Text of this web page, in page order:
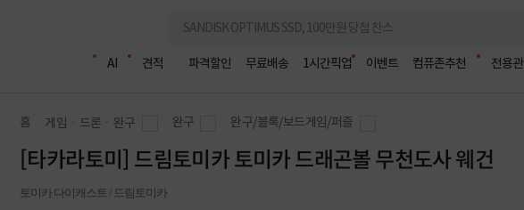
AI 견적 파격할인 무료배송 1시간픽업 이벤트 컴퓨존추천 전용관
홈 게임ㆍ드론ㆍ완구 완구 완구/블록/보드게임/퍼즐
[타카라토미] 드림토미카 토미카 드래곤볼 무천도사 웨건
토미카 다이캐스트 / 드림토미카